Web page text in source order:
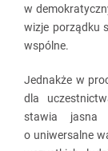
w
wizje porządku
wspólne.
Jednakże w
dla
stawia jasna
o uniwersalne